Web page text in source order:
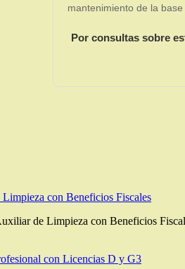
mantenimiento de la
Por consultas sobre
con Beneficios Fiscales
de Limpieza con Beneficios
con Licencias D y G3